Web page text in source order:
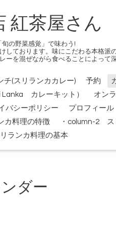
紅茶屋さん
の野菜感覚」で味わう!
ております。味にこだわる本格派
を混ぜながら食べることによって
チ(スリランカカレー) 予約
Lanka カレーキット） オン
バシーポリシー プロフィール
カ料理の特徴
・column-2 ス
ランカ料理の基本
ダー